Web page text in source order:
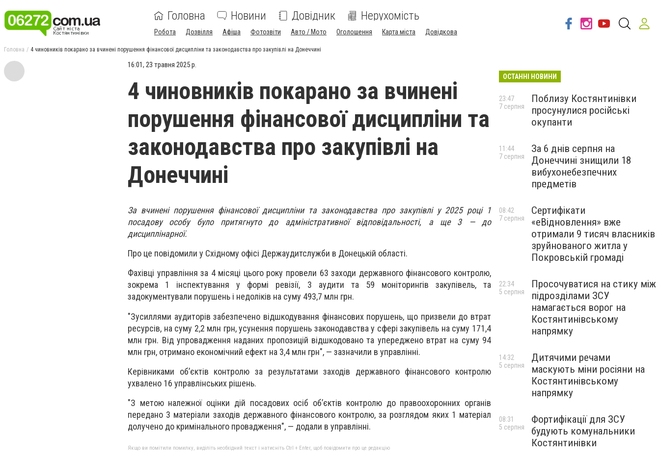
Головна Новини Довідник Нерухомість
Робота Дозвілля Афіша Фотозвіти Авто / Мото Оголошення Карта міста Довідкова
Головна 4 чиновників покарано за вчинені порушення фінансової дисципліни та законодавства про закупівлі на Донеччині
16:01, 23 травня 2025 р.
4 чиновників покарано за вчинені
порушення фінансової дисципліни та
законодавства про закупівлі на
Донеччині
За вчинені порушення фінансової дисципліни та законодавства про закупівлі у 2025 році 1
посадову особу було притягнуто до адміністративної відповідальності, а ще 3 — до
дисциплінарної.
Про це повідомили у Східному офісі Держаудитслужби в Донецькій області.
Фахівці управління за 4 місяці цього року провели 63 заходи державного фінансового контролю,
зокрема 1 інспектування у формі ревізії, 3 аудити та 59 моніторингів закупівель, та
задокументували порушень і недоліків на суму 493,7 млн грн.
"Зусиллями аудиторів забезпечено відшкодування фінансових порушень, що призвели до втрат
ресурсів, на суму 2,2 млн грн, усунення порушень законодавства у сфері закупівель на суму 171,4
млн грн. Від упровадження наданих пропозицій відшкодовано та упереджено втрат на суму 94
млн грн, отримано економічний ефект на 3,4 млн грн", — зазначили в управлінні.
Керівниками об’єктів контролю за результатами заходів державного фінансового контролю
ухвалено 16 управлінських рішень.
"З метою належної оцінки дій посадових осіб об’єктів контролю до правоохоронних органів
передано 3 матеріали заходів державного фінансового контролю, за розглядом яких 1 матеріал
долучено до кримінального провадження", — додали в управлінні.
Якщо ви помітили помилку, виділіть необхідний текст і натисніть Ctrl + Enter, щоб повідомити про це редакцію
ОСТАННІ НОВИНИ
Поблизу Костянтинівки
просунулися російські
окупанти
23:47
7 серпня
За 6 днів серпня на
Донеччині знищили 18
вибухонебезпечних
предметів
11:44
7 серпня
Сертифікати
«еВідновлення» вже
отримали 9 тисяч власників
зруйнованого житла у
Покровській громаді
08:42
7 серпня
Просочуватися на стику між
підрозділами ЗСУ
намагається ворог на
Костянтинівському
напрямку
22:34
5 серпня
Дитячими речами
маскують міни росіяни на
Костянтинівському
напрямку
14:32
5 серпня
Фортифікації для ЗСУ
будують комунальники
Костянтинівки
08:31
5 серпня